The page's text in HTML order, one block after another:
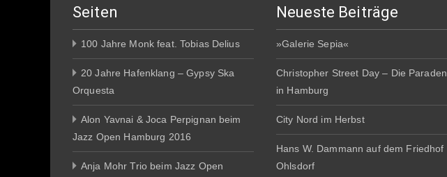
Seiten
100 Jahre Monk feat. Tobias Delius
20 Jahre Hafenklang – Gypsy Ska
Orquesta
Alon Yavnai & Joca Perpignan beim
Jazz Open Hamburg 2016
Anja Mohr Trio beim Jazz Open
Neueste Beiträge
»Galerie Sepia«
Christopher Street Day – Die Paraden
in Hamburg
City Nord im Herbst
Hans W. Dammann auf dem Friedhof
Ohlsdorf